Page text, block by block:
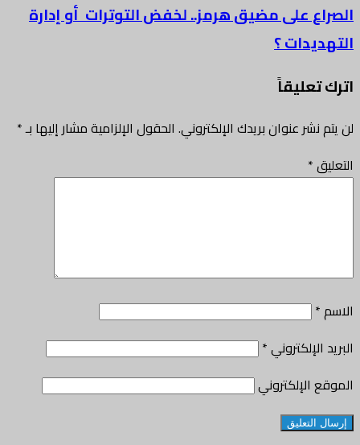
الصراع على مضيق هرمز.. لخفض التوترات أو إدارة
التهديدات ؟
اترك تعليقاً
لن يتم نشر عنوان بريدك الإلكتروني. الحقول الإلزامية مشار إليها بـ*
التعليق*
الاسم*
البريد الإلكتروني*
الموقع الإلكتروني